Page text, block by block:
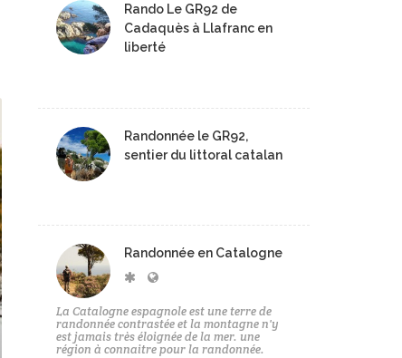
Rando Le GR92 de
Cadaquès à Llafranc en
liberté
Randonnée le GR92,
sentier du littoral catalan
Randonnée en Catalogne
La Catalogne espagnole est une terre de
randonnée contrastée et la montagne n'y
est jamais très éloignée de la mer. une
région à connaitre pour la randonnée.